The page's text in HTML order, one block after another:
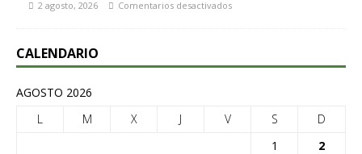
2 agosto, 2026 Comentarios desactivados
CALENDARIO
AGOSTO 2026
L
M X J V S
D
1
2